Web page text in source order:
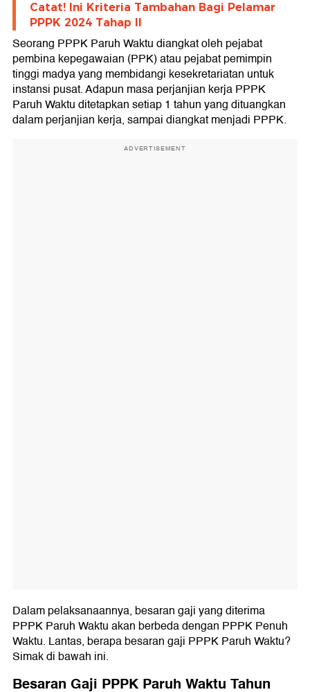
Catat! Ini Kriteria Tambahan Bagi Pelamar
PPPK 2024 Tahap II
Seorang PPPK Paruh Waktu diangkat oleh pejabat
pembina kepegawaian (PPK) atau pejabat pemimpin
tinggi madya yang membidangi kesekretariatan untuk
instansi pusat. Adapun masa perjanjian kerja PPPK
Paruh Waktu ditetapkan setiap 1 tahun yang dituangkan
dalam perjanjian kerja, sampai diangkat menjadi PPPK.
ADVERTISEMENT
Dalam pelaksanaannya, besaran gaji yang diterima
PPPK Paruh Waktu akan berbeda dengan PPPK Penuh
Waktu. Lantas, berapa besaran gaji PPPK Paruh Waktu?
Simak di bawah ini.
Besaran Gaji PPPK Paruh Waktu Tahun